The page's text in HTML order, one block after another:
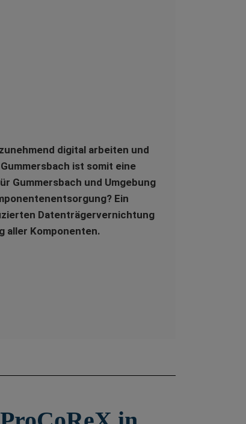
digital arbeiten und
ist somit eine
Gummersbach und Umgebung
Ein
Datenträgervernichtung
aller Komponenten.